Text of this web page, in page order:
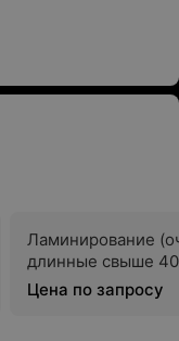
Ламинирование
длинные свыше
Цена по запросу